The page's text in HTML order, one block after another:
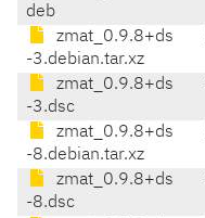
deb
zmat_0.9.8+ds
-3.debian.tar.xz
zmat_0.9.8+ds
-3.dsc
zmat_0.9.8+ds
-8.debian.tar.xz
zmat_0.9.8+ds
-8.dsc